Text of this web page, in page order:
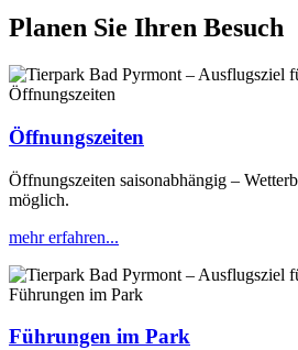
Planen Sie Ihren Besuch
Öffnungszeiten
Öffnungszeiten saisonabhängig –
möglich.
mehr erfahren...
Führungen im Park